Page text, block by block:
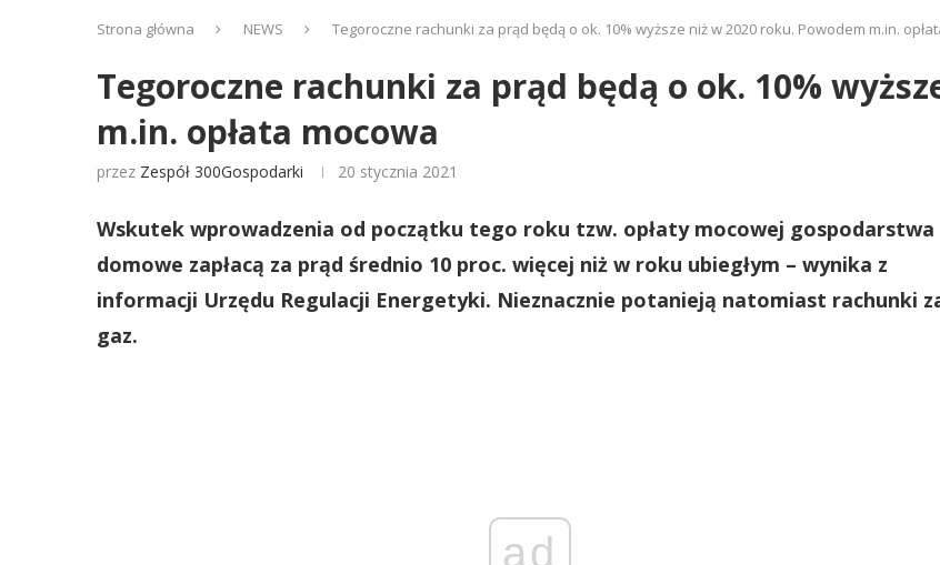
Strona główna NEWS Tegoroczne rachunki za prąd będą o ok. 10% wyższe niż w 2020 roku. Powodem m.in.
Tegoroczne rachunki za prąd będą o ok. 10%
m.in. opłata mocowa
przez Zespół 300Gospodarki 20 stycznia 2021
Wskutek wprowadzenia od początku tego roku tzw. opłaty mocowej gospodarstwa
domowe zapłacą za prąd średnio 10 proc. więcej niż w roku ubiegłym – wynika z
informacji Urzędu Regulacji Energetyki. Nieznacznie potanieją natomiast rachunki
gaz.
ad